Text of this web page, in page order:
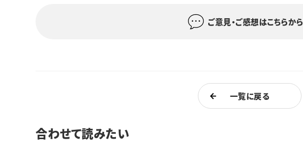
ご意見・ご感想はこちらから
一覧に戻る
合わせて読みたい